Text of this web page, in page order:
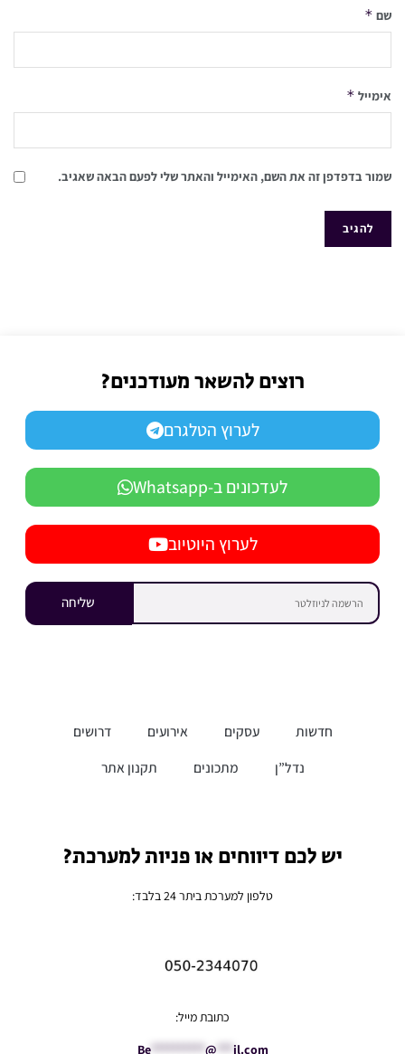
שם *
אימייל *
שמור בדפדפן זה את השם, האימייל והאתר שלי לפעם הבאה שאגיב.
רוצים להשאר מעודכנים?
לערוץ הטלגרם
לעדכונים ב-Whatsapp
לערוץ היוטיוב
שליחה
חדשות עסקים אירועים
דרושים
נדל”ן
מתכונים תקנון אתר
יש לכם דיווחים או פניות למערכת?
טלפון למערכת ביתר 24 בלבד:
כתובת מייל:
Be********** @ il.com